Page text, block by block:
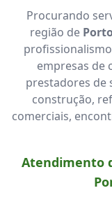
Procurando
região de
empresas de
prestadores de
construção,
comerciais,
Atendimento